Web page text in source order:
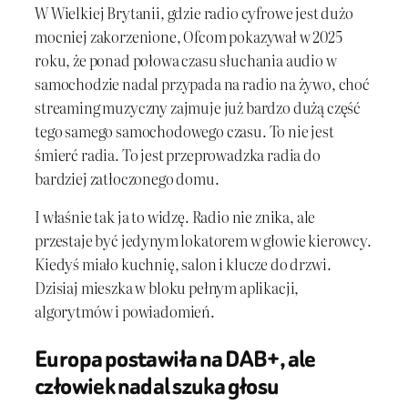
W Wielkiej Brytanii, gdzie radio cyfrowe jest dużo
mocniej zakorzenione, Ofcom pokazywał w 2025
roku, że ponad połowa czasu słuchania audio w
samochodzie nadal przypada na radio na żywo, choć
streaming muzyczny zajmuje już bardzo dużą część
tego samego samochodowego czasu. To nie jest
śmierć radia. To jest przeprowadzka radia do
bardziej zatłoczonego domu.
I właśnie tak ja to widzę. Radio nie znika, ale
przestaje być jedynym lokatorem w głowie kierowcy.
Kiedyś miało kuchnię, salon i klucze do drzwi.
Dzisiaj mieszka w bloku pełnym aplikacji,
algorytmów i powiadomień.
Europa postawiła na DAB+, ale
człowiek nadal szuka głosu